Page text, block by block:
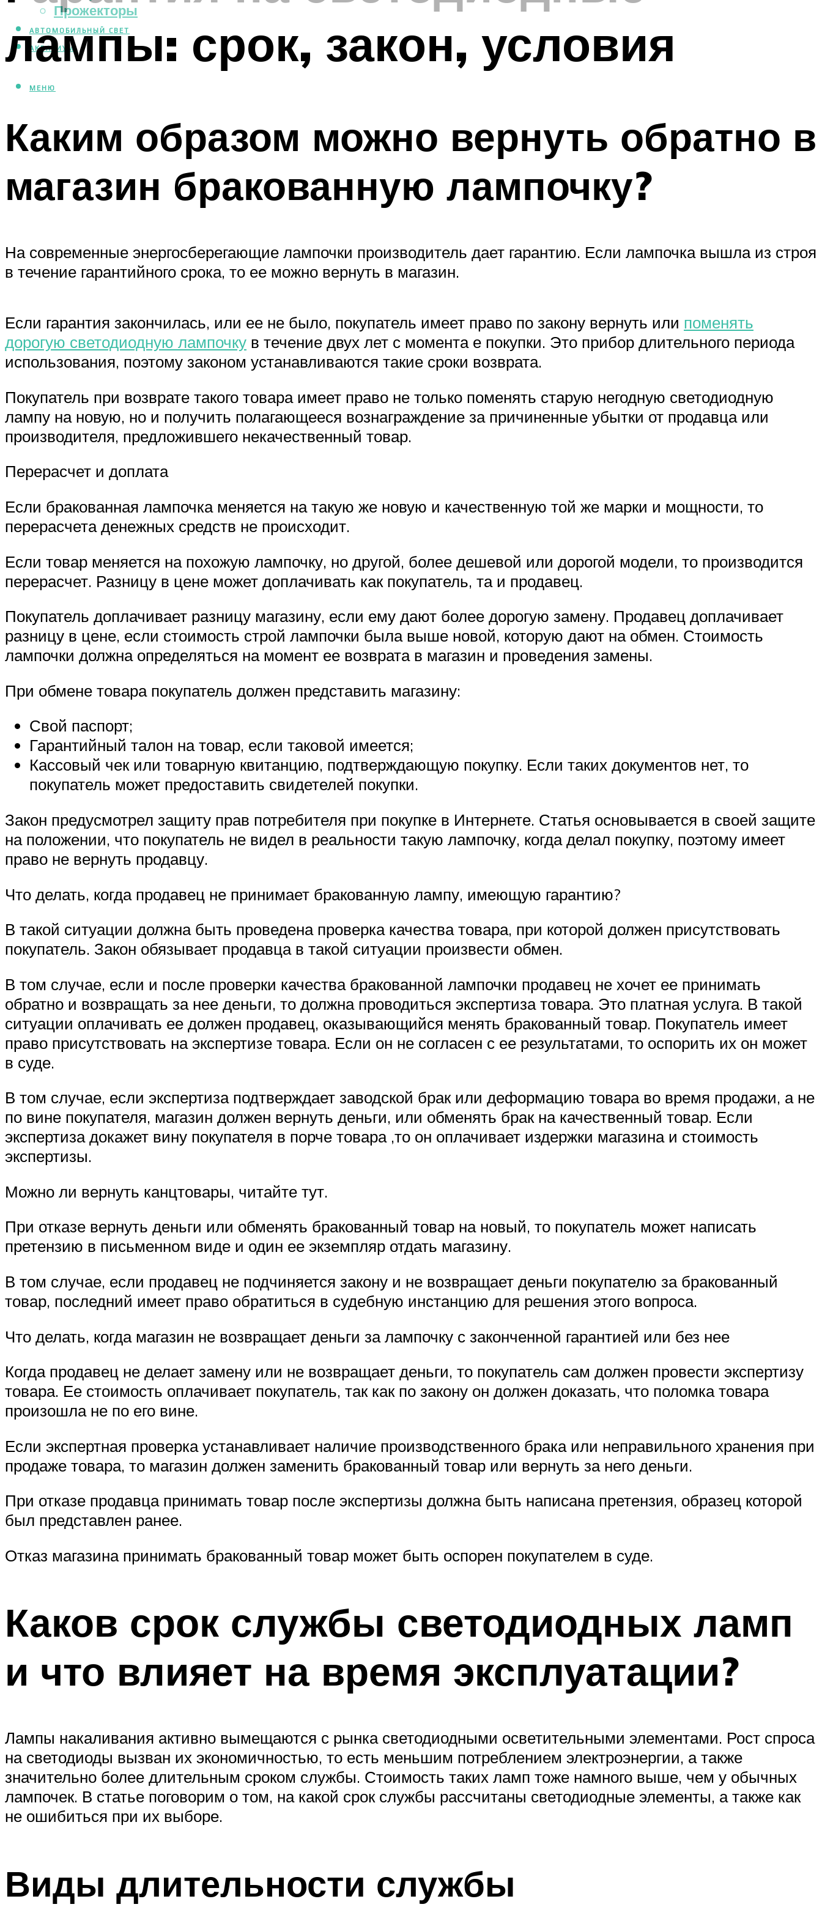
Прожекторы
АВТОМОБИЛЬНЫЙ СВЕТ
АКВАРИУМ
МЕНЮ
лампы: срок, закон, условия
Каким образом можно вернуть обратно в
магазин бракованную лампочку?
На современные энергосберегающие лампочки производитель дает гарантию. Если лампочка вышла из строя
в течение гарантийного срока, то ее можно вернуть в магазин.
Если гарантия закончилась, или ее не было, покупатель имеет право по закону вернуть или поменять
дорогую светодиодную лампочку в течение двух лет с момента е покупки. Это прибор длительного периода
использования, поэтому законом устанавливаются такие сроки возврата.
Покупатель при возврате такого товара имеет право не только поменять старую негодную светодиодную
лампу на новую, но и получить полагающееся вознаграждение за причиненные убытки от продавца или
производителя, предложившего некачественный товар.
Перерасчет и доплата
Если бракованная лампочка меняется на такую же новую и качественную той же марки и мощности, то
перерасчета денежных средств не происходит.
Если товар меняется на похожую лампочку, но другой, более дешевой или дорогой модели, то производится
перерасчет. Разницу в цене может доплачивать как покупатель, та и продавец.
Покупатель доплачивает разницу магазину, если ему дают более дорогую замену. Продавец доплачивает
разницу в цене, если стоимость строй лампочки была выше новой, которую дают на обмен. Стоимость
лампочки должна определяться на момент ее возврата в магазин и проведения замены.
При обмене товара покупатель должен представить магазину:
Свой паспорт;
Гарантийный талон на товар, если таковой имеется;
Кассовый чек или товарную квитанцию, подтверждающую покупку. Если таких документов нет, то
покупатель может предоставить свидетелей покупки.
Закон предусмотрел защиту прав потребителя при покупке в Интернете. Статья основывается в своей защите
на положении, что покупатель не видел в реальности такую лампочку, когда делал покупку, поэтому имеет
право не вернуть продавцу.
Что делать, когда продавец не принимает бракованную лампу, имеющую гарантию?
В такой ситуации должна быть проведена проверка качества товара, при которой должен присутствовать
покупатель. Закон обязывает продавца в такой ситуации произвести обмен.
В том случае, если и после проверки качества бракованной лампочки продавец не хочет ее принимать
обратно и возвращать за нее деньги, то должна проводиться экспертиза товара. Это платная услуга. В такой
ситуации оплачивать ее должен продавец, оказывающийся менять бракованный товар. Покупатель имеет
право присутствовать на экспертизе товара. Если он не согласен с ее результатами, то оспорить их он может
в суде.
В том случае, если экспертиза подтверждает заводской брак или деформацию товара во время продажи, а не
по вине покупателя, магазин должен вернуть деньги, или обменять брак на качественный товар. Если
экспертиза докажет вину покупателя в порче товара ,то он оплачивает издержки магазина и стоимость
экспертизы.
Можно ли вернуть канцтовары, читайте тут.
При отказе вернуть деньги или обменять бракованный товар на новый, то покупатель может написать
претензию в письменном виде и один ее экземпляр отдать магазину.
В том случае, если продавец не подчиняется закону и не возвращает деньги покупателю за бракованный
товар, последний имеет право обратиться в судебную инстанцию для решения этого вопроса.
Что делать, когда магазин не возвращает деньги за лампочку с законченной гарантией или без нее
Когда продавец не делает замену или не возвращает деньги, то покупатель сам должен провести экспертизу
товара. Ее стоимость оплачивает покупатель, так как по закону он должен доказать, что поломка товара
произошла не по его вине.
Если экспертная проверка устанавливает наличие производственного брака или неправильного хранения при
продаже товара, то магазин должен заменить бракованный товар или вернуть за него деньги.
При отказе продавца принимать товар после экспертизы должна быть написана претензия, образец которой
был представлен ранее.
Отказ магазина принимать бракованный товар может быть оспорен покупателем в суде.
Каков срок службы светодиодных ламп
и что влияет на время эксплуатации?
Лампы накаливания активно вымещаются с рынка светодиодными осветительными элементами. Рост спроса
на светодиоды вызван их экономичностью, то есть меньшим потреблением электроэнергии, а также
значительно более длительным сроком службы. Стоимость таких ламп тоже намного выше, чем у обычных
лампочек. В статье поговорим о том, на какой срок службы рассчитаны светодиодные элементы, а также как
не ошибиться при их выборе.
Виды длительности службы